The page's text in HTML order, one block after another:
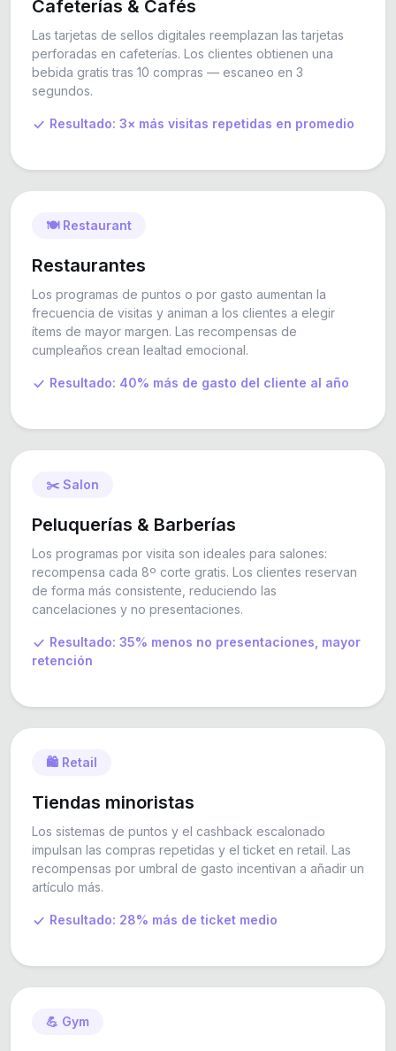
Cafeterías & Cafés
Las tarjetas de sellos digitales reemplazan las tarjetas
perforadas en cafeterías. Los clientes obtienen una
bebida gratis tras 10 compras — escaneo en 3
segundos.
Resultado: 3× más visitas repetidas en promedio
🍽️ Restaurant
Restaurantes
Los programas de puntos o por gasto aumentan la
frecuencia de visitas y animan a los clientes a elegir
ítems de mayor margen. Las recompensas de
cumpleaños crean lealtad emocional.
Resultado: 40% más de gasto del cliente al año
✂️ Salon
Peluquerías & Barberías
Los programas por visita son ideales para salones:
recompensa cada 8º corte gratis. Los clientes reservan
de forma más consistente, reduciendo las
cancelaciones y no presentaciones.
Resultado: 35% menos no presentaciones, mayor
retención
🛍️ Retail
Tiendas minoristas
Los sistemas de puntos y el cashback escalonado
impulsan las compras repetidas y el ticket en retail. Las
recompensas por umbral de gasto incentivan a añadir un
artículo más.
Resultado: 28% más de ticket medio
💪 Gym